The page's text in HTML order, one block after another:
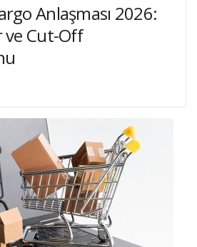
Anlaşması 2026:
ve Cut-Off